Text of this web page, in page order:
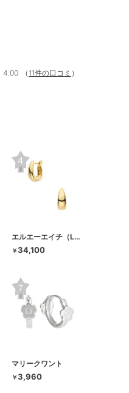
4.00
（ 11件の口コミ ）
エルエーエイチ（LAH）
￥34,100
マリークワント
￥3,960